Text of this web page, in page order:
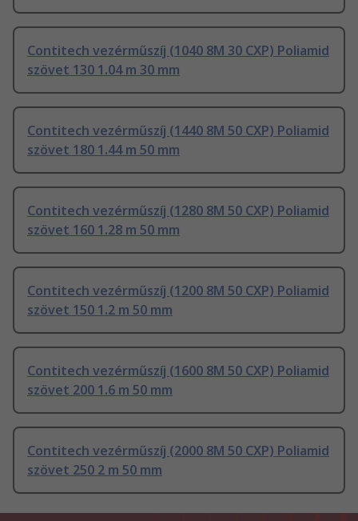
Contitech vezérműszíj (1040 8M 30 CXP) Poliamid
szövet 130 1.04 m 30 mm
Contitech vezérműszíj (1440 8M 50 CXP) Poliamid
szövet 180 1.44 m 50 mm
Contitech vezérműszíj (1280 8M 50 CXP) Poliamid
szövet 160 1.28 m 50 mm
Contitech vezérműszíj (1200 8M 50 CXP) Poliamid
szövet 150 1.2 m 50 mm
Contitech vezérműszíj (1600 8M 50 CXP) Poliamid
szövet 200 1.6 m 50 mm
Contitech vezérműszíj (2000 8M 50 CXP) Poliamid
szövet 250 2 m 50 mm